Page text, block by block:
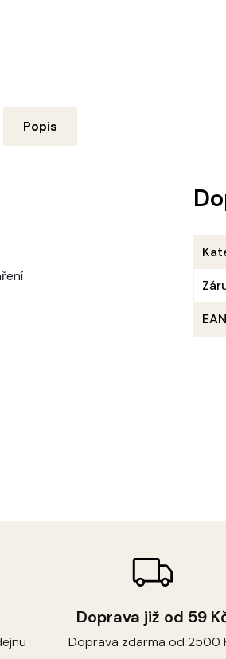
Doprava již od 59
Doprava zdarma od 2500
Popis
EAN